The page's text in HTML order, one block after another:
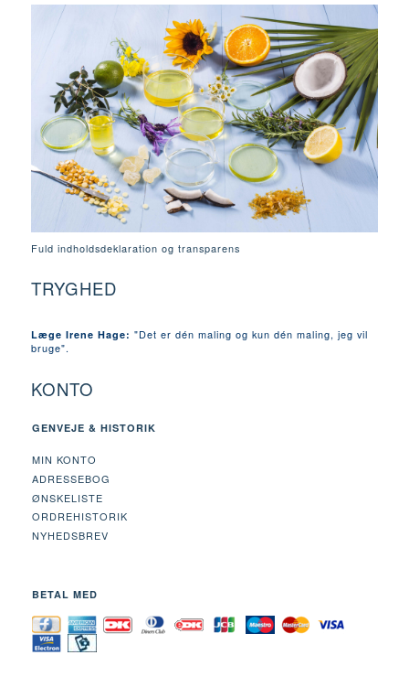
Fuld indholdsdeklaration og transparens
TRYGHED
Læge Irene Hage: "Det er dén maling og kun dén maling, jeg vil
bruge".
KONTO
GENVEJE & HISTORIK
MIN KONTO
ADRESSEBOG
ØNSKELISTE
ORDREHISTORIK
NYHEDSBREV
BETAL MED